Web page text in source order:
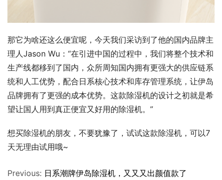
那它为啥还这么便宜呢，今天我们采访到了他的国内品牌主
理人Jason Wu：“在引进中国的过程中，我们将整个技术和
生产线都移到了国内，众所周知国内拥有更强大的供应链系
统和人工优势，配合日系核心技术和库存管理系统，让伊岛
品牌拥有了更强的成本优势。这款除湿机的设计之初就是希
望让国人用到真正便宜又好用的除湿机。”
想买除湿机的朋友，不要犹豫了，试试这款除湿机，可以7
天无理由试用哦~
Previous: 日系潮牌伊岛除湿机，又又又出颜值款了